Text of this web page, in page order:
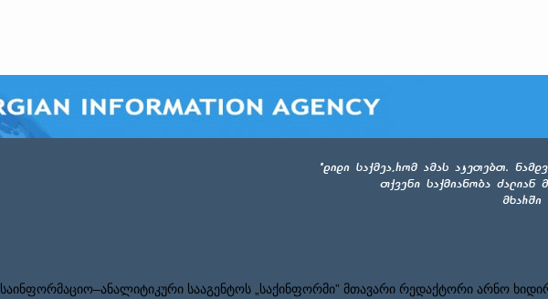
საინფორმაციო–ანალიტიკური სააგენტოს „საქინფორმი” მთავარი რედაქტორი არნო